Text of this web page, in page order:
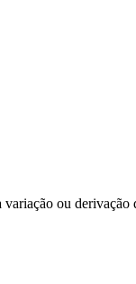
ou